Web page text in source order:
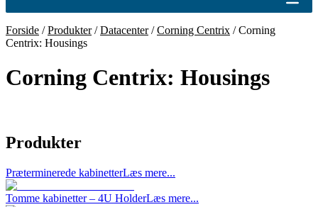
Forside /Produkter/Datacenter/Corning Centrix /Corning
Centrix: Housings
Corning Centrix: Housings
Produkter
Præterminerede kabinetterLæs mere...
Tomme kabinetter – 4U HolderLæs mere...